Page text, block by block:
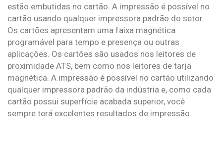
estão embutidas no cartão. A impressão é possível no
cartão usando qualquer impressora padrão do setor.
Os cartões apresentam uma faixa magnética
programável para tempo e presença ou outras
aplicações. Os cartões são usados nos leitores de
proximidade ATS, bem como nos leitores de tarja
magnética. A impressão é possível no cartão utilizando
qualquer impressora padrão da indústria e, como cada
cartão possui superfície acabada superior, você
sempre terá excelentes resultados de impressão.